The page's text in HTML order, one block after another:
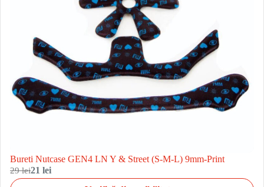
Bureti Nutcase GEN4 LN Y & Street (S-M-L) 9mm-Print
29 lei21 lei